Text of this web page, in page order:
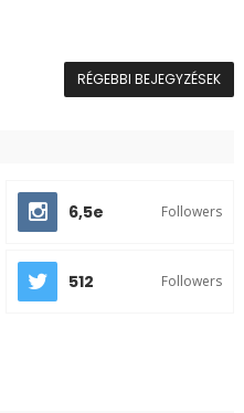
RÉGEBBI BEJEGYZÉSEK
6,5e Followers
512 Followers